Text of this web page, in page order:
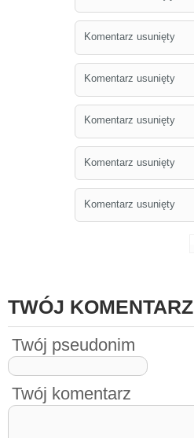
Komentarz usunięty
Komentarz usunięty
Komentarz usunięty
Komentarz usunięty
Komentarz usunięty
TWÓJ KOMENTARZ
Twój pseudonim
Twój komentarz